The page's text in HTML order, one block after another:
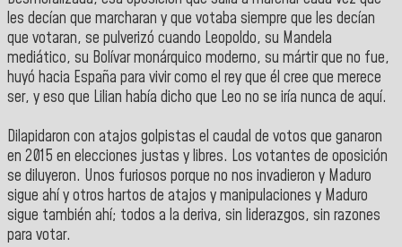
les decían que marcharan y que votaba siempre que les decían
que votaran, se pulverizó cuando Leopoldo, su Mandela
mediático, su Bolívar monárquico moderno, su mártir que no fue,
huyó hacia España para vivir como el rey que él cree que merece
ser, y eso que Lilian había dicho que Leo no se iría nunca de aquí.
Dilapidaron con atajos golpistas el caudal de votos que ganaron
en 2015 en elecciones justas y libres. Los votantes de oposición
se diluyeron. Unos furiosos porque no nos invadieron y Maduro
sigue ahí y otros hartos de atajos y manipulaciones y Maduro
sigue también ahí; todos a la deriva, sin liderazgos, sin razones
para votar.